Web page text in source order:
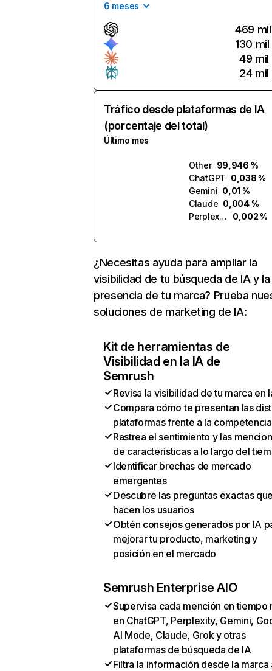
6 meses
469 mil
130 mil
49 mil
24 mil
Tráfico desde plataformas de IA
(porcentaje del total)
Último mes
Other 99,946 %
ChatGPT 0,038 %
Gemini 0,01 %
Claude 0,004 %
Perplexity
0,002 %
¿Necesitas ayuda para ampliar la
visibilidad de tu búsqueda de IA y la
presencia de tu marca? Prueba
soluciones de marketing de IA:
Kit de herramientas de
Visibilidad en la IA de
Semrush
Revisa la visibilidad de tu marca en
Compara cómo te presentan las
plataformas frente a la competencia
Rastrea el sentimiento y las
de características a lo largo del
Identificar brechas de mercado
emergentes
Descubre las preguntas exactas
hacen los usuarios
Obtén consejos generados por IA
mejorar tu producto, marketing y
posición en el mercado
Semrush Enterprise AIO
Supervisa cada mención en tiempo
en ChatGPT, Perplexity, Gemini,
AI Mode, Claude, Grok y otras
plataformas de búsqueda de IA
Filtra la información desde la marca